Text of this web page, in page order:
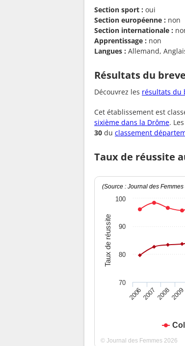
Section sport : oui
Section européenne : non
Section internationale :
Apprentissage : non
Langues : Allemand,
Résultats du
Découvrez les résultats du
Cet établissement est
sixième dans la Drôme.
30 du classement
Taux de réussite
Taux de réussite
(Source : Journal des
2006200720082009
80
90
100
70
© Journal des Femmes 2026